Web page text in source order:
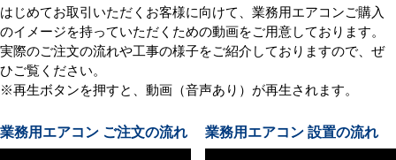
はじめてお取引いただくお客様に向けて、業務用エアコンご購入
のイメージを持っていただくための動画をご用意しております。
実際のご注文の流れや工事の様子をご紹介しておりますので、ぜ
ひご覧ください。
※再生ボタンを押すと、動画（音声あり）が再生されます。
業務用エアコン ご注文の流れ 業務用エアコン 設置の流れ